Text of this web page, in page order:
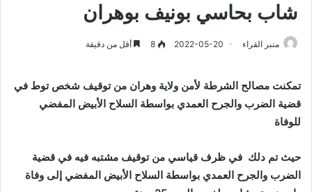
شاب بحاسي بونيف بوهران
منبر القراء 2022-05-20
8 أقل من دقيقة
تمكنت مصالح الشرطة لأمن ولاية وهران من توقيف شخص توط في
قضية الضرب والجرح العمدي بواسطة السلاح الأبيض المفضي
للوفاة
حيث تم دلك في ظرف قياسي من توقيف مشتبه فيه في قضية
الضرب والجرح العمدي بواسطة السلاح الأبيض المفضي إلى وفاة